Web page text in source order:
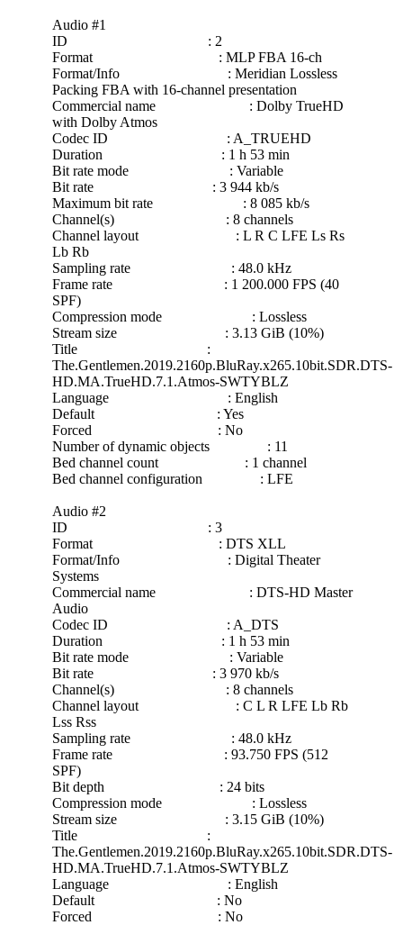
Audio #1
ID : 2
Format : MLP FBA 16-ch
Format/Info : Meridian Lossless
Packing FBA with 16-channel presentation
Commercial name : Dolby TrueHD
with Dolby Atmos
Codec ID : A_TRUEHD
Duration : 1 h 53 min
Bit rate mode : Variable
Bit rate : 3 944 kb/s
Maximum bit rate : 8 085 kb/s
Channel(s) : 8 channels
Channel layout : L R C LFE Ls Rs
Lb Rb
Sampling rate : 48.0 kHz
Frame rate : 1 200.000 FPS (40
SPF)
Compression mode : Lossless
Stream size : 3.13 GiB (10%)
Title :
The.Gentlemen.2019.2160p.BluRay.x265.10bit.SDR.DTS-
HD.MA.TrueHD.7.1.Atmos-SWTYBLZ
Language : English
Default : Yes
Forced : No
Number of dynamic objects : 11
Bed channel count : 1 channel
Bed channel configuration : LFE
Audio #2
ID : 3
Format : DTS XLL
Format/Info : Digital Theater
Systems
Commercial name : DTS-HD Master
Audio
Codec ID : A_DTS
Duration : 1 h 53 min
Bit rate mode : Variable
Bit rate : 3 970 kb/s
Channel(s) : 8 channels
Channel layout : C L R LFE Lb Rb
Lss Rss
Sampling rate : 48.0 kHz
Frame rate : 93.750 FPS (512
SPF)
Bit depth : 24 bits
Compression mode : Lossless
Stream size : 3.15 GiB (10%)
Title :
The.Gentlemen.2019.2160p.BluRay.x265.10bit.SDR.DTS-
HD.MA.TrueHD.7.1.Atmos-SWTYBLZ
Language : English
Default : No
Forced : No